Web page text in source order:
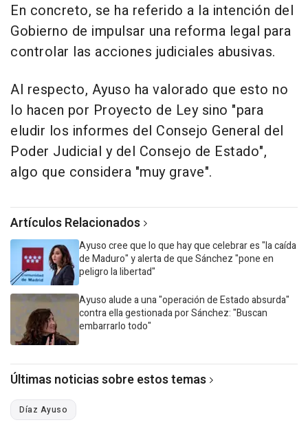
En concreto, se ha referido a la intención del
Gobierno de impulsar una reforma legal para
controlar las acciones judiciales abusivas.
Al respecto, Ayuso ha valorado que esto no
lo hacen por Proyecto de Ley sino "para
eludir los informes del Consejo General del
Poder Judicial y del Consejo de Estado",
algo que considera "muy grave".
Artículos Relacionados
Ayuso cree que lo que hay que celebrar es "la caída
de Maduro" y alerta de que Sánchez "pone en
peligro la libertad"
Ayuso alude a una "operación de Estado absurda"
contra ella gestionada por Sánchez: "Buscan
embarrarlo todo"
Últimas noticias sobre estos temas
Díaz Ayuso